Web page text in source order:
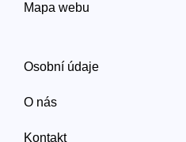
Mapa webu
Osobní údaje
O nás
Kontakt